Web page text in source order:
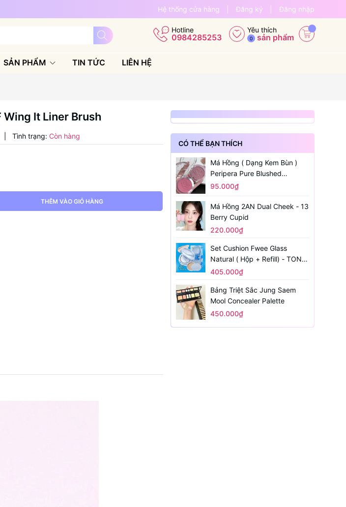
Hệ thống cửa hàng Đăng ký Đăng nhập
Hotline
0984285253
Yêu thích
0 sản phẩm
SẢN PHẨM TIN TỨC LIÊN HỆ
Wing It Liner Brush
Tình trạng: Còn hàng
THÊM VÀO GIỎ HÀNG
CÓ THỂ BẠN THÍCH
Má Hồng ( Dạng Kem Bùn )
Peripera Pure Blushed
Sunshine Cheek
95.000₫
Má Hồng 2AN Dual Cheek - 13
Berry Cupid
220.000₫
Set Cushion Fwee Glass
Natural ( Hộp + Refill) - TONE
1.5
405.000₫
Bảng Triệt Sắc Jung Saem
Mool Concealer Palette
450.000₫